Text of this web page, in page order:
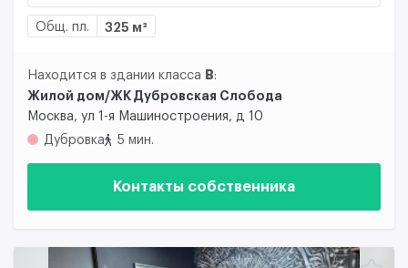
Общ. пл. 325 м²
Находится в здании класса B:
Жилой дом/ЖК Дубровская Слобода
Москва, ул 1-я Машиностроения, д 10
Дубровка
5 мин.
Контакты собственника